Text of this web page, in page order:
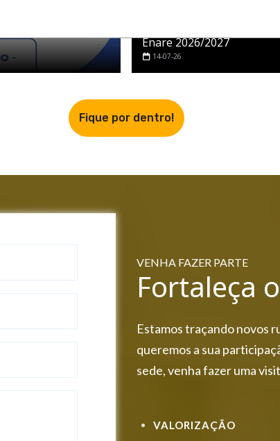
Enare 2026/2027
14-07-26
Fique por dentro!
VENHA FAZER PARTE
Fortaleça
Estamos traçando novos
queremos a sua
sede, venha fazer uma
VALORIZAÇÃO